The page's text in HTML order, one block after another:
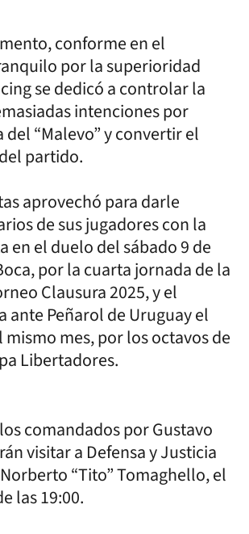
conforme en el
por la superioridad
se dedicó a controlar la
intenciones por
del “Malevo” y convertir el
partido.
aprovechó para darle
de sus jugadores con la
en el duelo del sábado 9 de
por la cuarta jornada de la
Clausura 2025, y el
ante Peñarol de Uruguay el
mismo mes, por los octavos de
Libertadores.
comandados por Gustavo
visitar a Defensa y Justicia
“Tito” Tomaghello, el
las 19:00.